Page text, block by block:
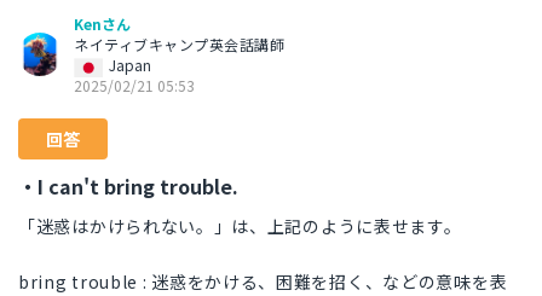
Kenさん
ネイティブキャンプ英会話講師
Japan
2025/02/21 05:53
回答
・I can't bring trouble.
「迷惑はかけられない。」は、上記のように表せます。
bring trouble : 迷惑をかける、困難を招く、などの意味を表